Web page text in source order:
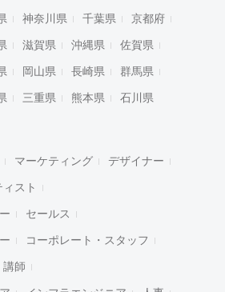
神奈川県 千葉県 京都府
滋賀県 沖縄県 佐賀県
岡山県 長崎県 群馬県
三重県 熊本県 石川県
マーケティング デザイナー
スト
セールス
コーポレート・スタッフ
講師